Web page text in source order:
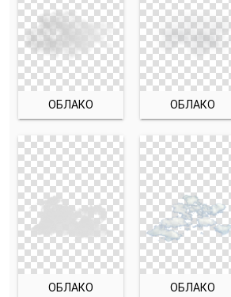
ОБЛАКО ОБЛАКО
ОБЛАКО ОБЛАКО